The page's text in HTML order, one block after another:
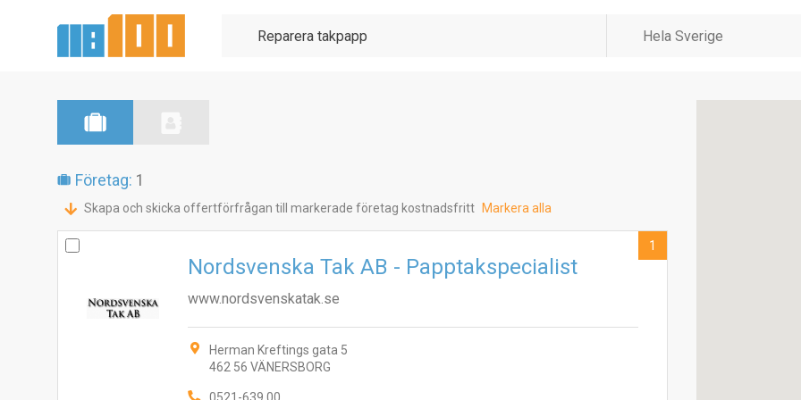
Företag: 1
Skapa och skicka offertförfrågan till markerade företag kostnadsfritt Markera alla
Nordsvenska Tak AB - Papptakspecialist
www.nordsvenskatak.se
Herman Kreftings gata 5
462 56 VÄNERSBORG
1